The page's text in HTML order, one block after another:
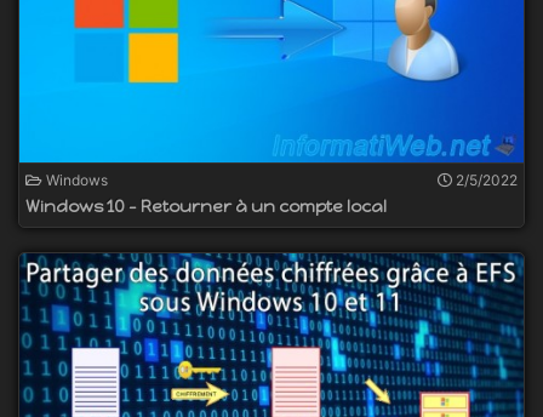
Windows 2/5/2022
Windows 10 - Retourner à un compte local